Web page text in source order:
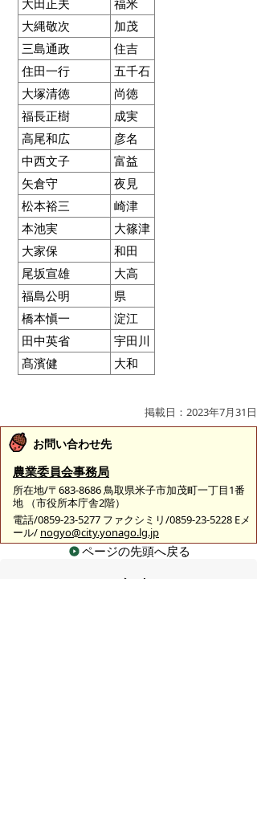
大縄敬次
加茂
三島通政
住吉
住田一行
五千石
大塚清徳
尚徳
福長正樹
成実
高尾和広
彦名
中西文子
富益
矢倉守
夜見
松本裕三
崎津
本池実
大篠津
大家保
和田
尾坂宣雄
大高
福島公明
県
橋本愼一
淀江
田中英省
宇田川
髙濱健
大和
掲載日：2023年7月31日
お問い合わせ先
農業委員会事務局
所在地/〒683-8686 鳥取県米子市加茂町一丁目1番
地 （市役所本庁舎2階）
電話/0859-23-5277 ファクシミリ/0859-23-5228 Eメ
ール/ nogyo@city.yonago.lg.jp
ページの先頭へ戻る
広告